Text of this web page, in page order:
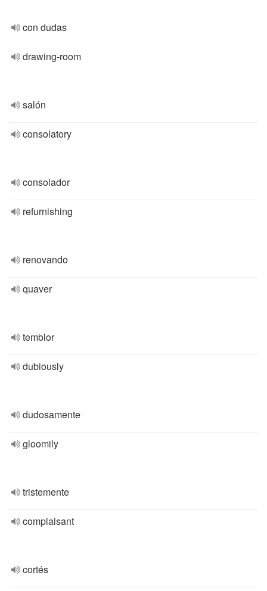
con dudas
drawing-room
salón
consolatory
consolador
refurnishing
renovando
quaver
temblor
dubiously
dudosamente
gloomily
tristemente
complaisant
cortés